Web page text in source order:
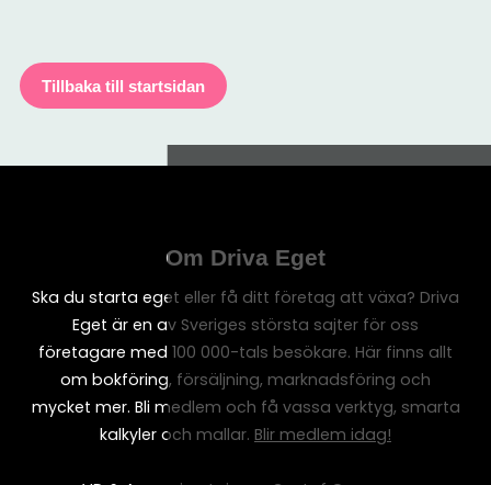
Tillbaka till startsidan
Om Driva Eget
Ska du starta eget eller få ditt företag att växa? Driva
Eget är en av Sveriges största sajter för oss
företagare med 100 000-tals besökare. Här finns allt
om bokföring, försäljning, marknadsföring och
mycket mer. Bli medlem och få vassa verktyg, smarta
kalkyler och mallar. Blir medlem idag!